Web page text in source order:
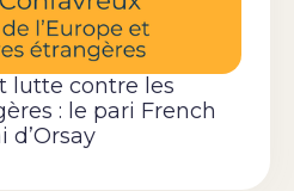
lutte contre les
: le pari French
d’Orsay